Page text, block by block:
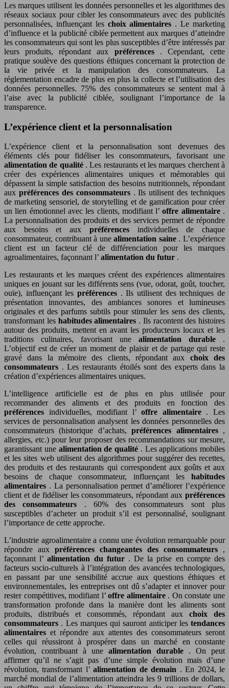
Les marques utilisent les données personnelles et les algorithmes des
réseaux sociaux pour cibler les consommateurs avec des publicités
personnalisées, influençant les choix alimentaires . Le marketing
d’influence et la publicité ciblée permettent aux marques d’atteindre
les consommateurs qui sont les plus susceptibles d’être intéressés par
leurs produits, répondant aux préférences . Cependant, cette
pratique soulève des questions éthiques concernant la protection de
la vie privée et la manipulation des consommateurs. La
réglementation encadre de plus en plus la collecte et l’utilisation des
données personnelles. 75% des consommateurs se sentent mal à
l’aise avec la publicité ciblée, soulignant l’importance de la
transparence.
L’expérience client et la personnalisation
L’expérience client et la personnalisation sont devenues des
éléments clés pour fidéliser les consommateurs, favorisant une
alimentation de qualité . Les restaurants et les marques cherchent à
créer des expériences alimentaires uniques et mémorables qui
dépassent la simple satisfaction des besoins nutritionnels, répondant
aux préférences des consommateurs . Ils utilisent des techniques
de marketing sensoriel, de storytelling et de gamification pour créer
un lien émotionnel avec les clients, modifiant l’offre alimentaire .
La personnalisation des produits et des services permet de répondre
aux besoins et aux préférences individuelles de chaque
consommateur, contribuant à unealimentation saine . L’expérience
client est un facteur clé de différenciation pour les marques
agroalimentaires, façonnant l’ alimentation du futur .
Les restaurants et les marques créent des expériences alimentaires
uniques en jouant sur les différents sens (vue, odorat, goût, toucher,
ouïe), influençant les préférences . Ils utilisent des techniques de
présentation innovantes, des ambiances sonores et lumineuses
originales et des parfums subtils pour stimuler les sens des clients,
transformant les habitudes alimentaires . Ils racontent des histoires
autour des produits, mettent en avant les producteurs locaux et les
traditions culinaires, favorisant une alimentation durable .
L’objectif est de créer un moment de plaisir et de partage qui reste
gravé dans la mémoire des clients, répondant aux choix des
consommateurs . Les restaurants étoilés sont des experts dans la
création d’expériences alimentaires uniques.
L’intelligence artificielle est de plus en plus utilisée pour
recommander des aliments et des produits en fonction des
préférences individuelles, modifiant l’offre alimentaire . Les
services de personnalisation analysent les données personnelles des
consommateurs (historique d’achats,préférences alimentaires ,
allergies, etc.) pour leur proposer des recommandations sur mesure,
garantissant une alimentation de qualité . Les applications mobiles
et les sites web utilisent des algorithmes pour suggérer des recettes,
des produits et des restaurants qui correspondent aux goûts et aux
besoins de chaque consommateur, influençant les habitudes
alimentaires . La personnalisation permet d’améliorer l’expérience
client et de fidéliser les consommateurs, répondant aux préférences
des consommateurs . 60% des consommateurs sont plus
susceptibles d’acheter un produit s’il est personnalisé, soulignant
l’importance de cette approche.
L’industrie agroalimentaire a connu une évolution remarquable pour
répondre aux préférences changeantes des consommateurs ,
façonnant l’alimentation du futur . De la prise en compte des
facteurs socio-culturels à l’intégration des avancées technologiques,
en passant par une sensibilité accrue aux questions éthiques et
environnementales, les entreprises ont dû s’adapter et innover pour
rester compétitives, modifiant l’offre alimentaire . On constate une
transformation profonde dans la manière dont les aliments sont
produits, distribués et consommés, répondant aux choix des
consommateurs . Les marques qui sauront anticiper les tendances
alimentaires et répondre aux attentes des consommateurs seront
celles qui réussiront à prospérer dans un marché en constante
évolution, contribuant à une alimentation durable . On peut
affirmer qu’il ne s’agit pas d’une simple évolution mais d’une
révolution, transformant l’alimentation de demain . En 2024, le
marché mondial de l’alimentation atteindra les 9 trillions de dollars,